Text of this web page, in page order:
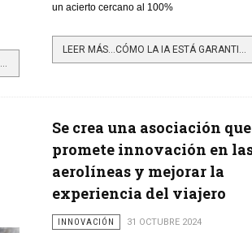
LEER MÁS…BIOTECNOLOGÍA QUE GENERA ELECTRICIDAD DE LAS PLANTAS GANÓ LOS GLOBAL EAWARDS 2024
un acierto cercano al 100%
LEER MÁS…CÓMO LA IA ESTÁ GARANTIZANDO UNA EJECUCIÓN PERFECTA EN LOS PUNTOS DE VENTA
Se crea una asociación que
promete innovación en
aerolíneas y mejorar la
experiencia del viajero
INNOVACIÓN 31 OCTUBRE 2024